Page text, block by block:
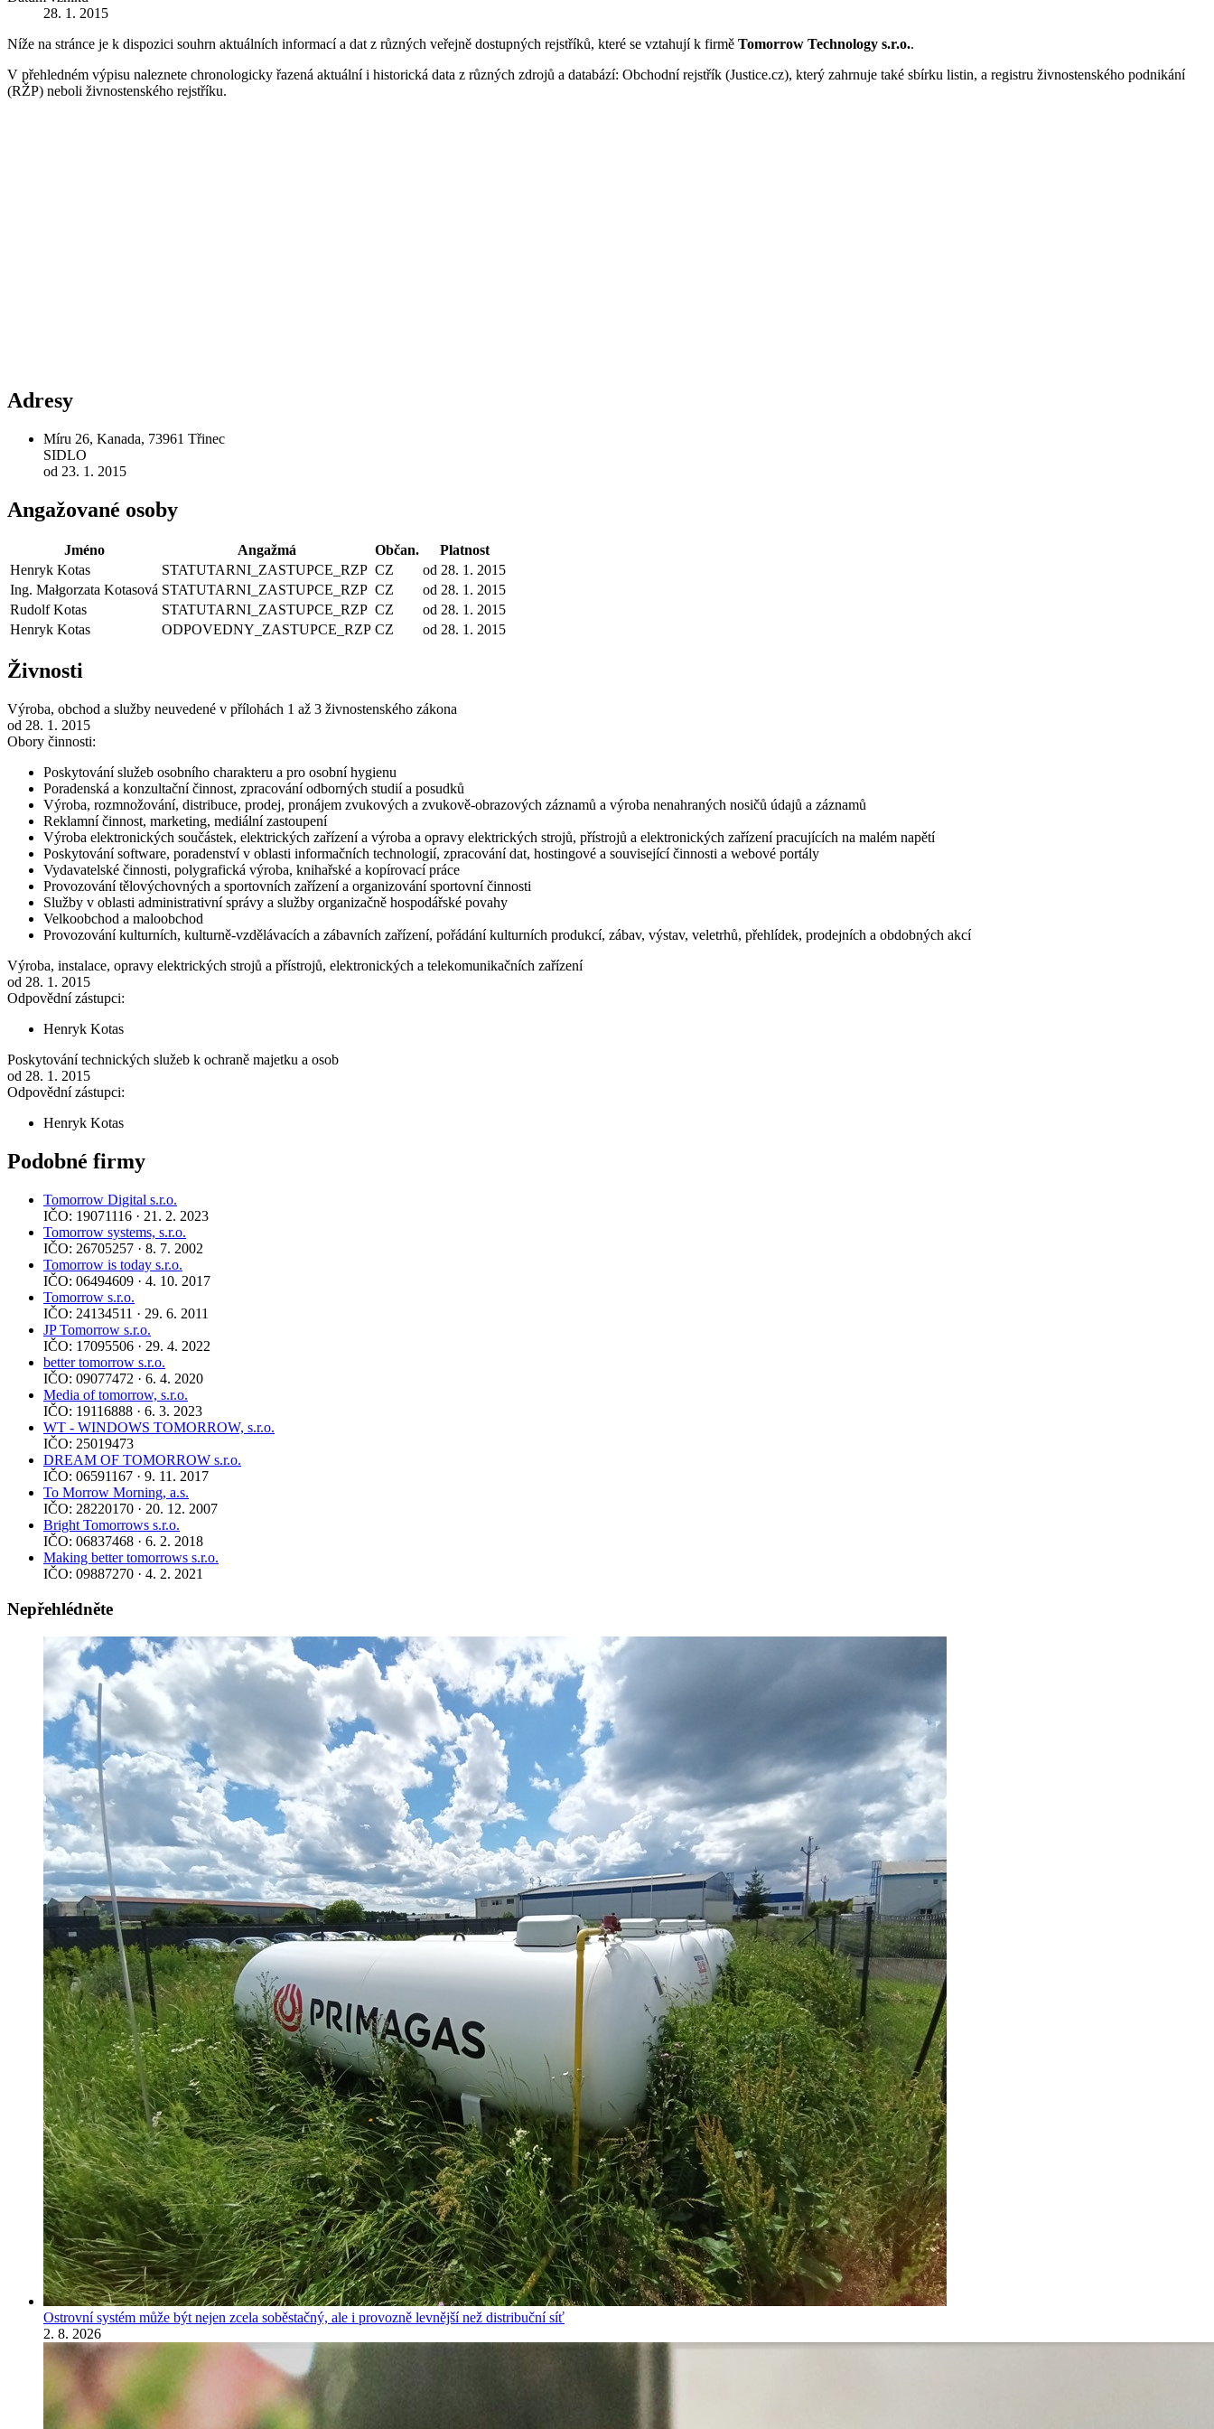
28. 1. 2015
Níže na stránce je k dispozici souhrn aktuálních informací a dat z různých veřejně dostupných rejstříků, které se vztahují k firmě Tomorrow Technology s.r.o..
V přehledném výpisu naleznete chronologicky řazená aktuální i historická data z různých zdrojů a databází: Obchodní rejstřík (Justice.cz), který zahrnuje také sbírku listin, a registru živnostenského podnikání
(RŽP) neboli živnostenského rejstříku.
Adresy
Míru 26, Kanada, 73961 Třinec
SIDLO
od 23. 1. 2015
Angažované osoby
Jméno Angažmá Občan.
Platnost
Henryk Kotas
STATUTARNI_ZASTUPCE_RZP CZ
od 28. 1. 2015
Ing. Małgorzata Kotasová STATUTARNI_ZASTUPCE_RZP CZ
od 28. 1. 2015
Rudolf Kotas
STATUTARNI_ZASTUPCE_RZP CZ
od 28. 1. 2015
Henryk Kotas
ODPOVEDNY_ZASTUPCE_RZP CZ od 28. 1. 2015
Živnosti
Výroba, obchod a služby neuvedené v přílohách 1 až 3 živnostenského zákona
od 28. 1. 2015
Obory činnosti:
Poskytování služeb osobního charakteru a pro osobní hygienu
Poradenská a konzultační činnost, zpracování odborných studií a posudků
Výroba, rozmnožování, distribuce, prodej, pronájem zvukových a zvukově-obrazových záznamů a výroba nenahraných nosičů údajů a záznamů
Reklamní činnost, marketing, mediální zastoupení
Výroba elektronických součástek, elektrických zařízení a výroba a opravy elektrických strojů, přístrojů a elektronických zařízení pracujících na malém napětí
Poskytování software, poradenství v oblasti informačních technologií, zpracování dat, hostingové a související činnosti a webové portály
Vydavatelské činnosti, polygrafická výroba, knihařské a kopírovací práce
Provozování tělovýchovných a sportovních zařízení a organizování sportovní činnosti
Služby v oblasti administrativní správy a služby organizačně hospodářské povahy
Velkoobchod a maloobchod
Provozování kulturních, kulturně-vzdělávacích a zábavních zařízení, pořádání kulturních produkcí, zábav, výstav, veletrhů, přehlídek, prodejních a obdobných akcí
Výroba, instalace, opravy elektrických strojů a přístrojů, elektronických a telekomunikačních zařízení
od 28. 1. 2015
Odpovědní zástupci:
Henryk Kotas
Poskytování technických služeb k ochraně majetku a osob
od 28. 1. 2015
Odpovědní zástupci:
Henryk Kotas
Podobné firmy
Tomorrow Digital s.r.o.
IČO: 19071116 · 21. 2. 2023
Tomorrow systems, s.r.o.
IČO: 26705257 · 8. 7. 2002
Tomorrow is today s.r.o.
IČO: 06494609 · 4. 10. 2017
Tomorrow s.r.o.
IČO: 24134511 · 29. 6. 2011
JP Tomorrow s.r.o.
IČO: 17095506 · 29. 4. 2022
better tomorrow s.r.o.
IČO: 09077472 · 6. 4. 2020
Media of tomorrow, s.r.o.
IČO: 19116888 · 6. 3. 2023
WT - WINDOWS TOMORROW, s.r.o.
IČO: 25019473
DREAM OF TOMORROW s.r.o.
IČO: 06591167 · 9. 11. 2017
To Morrow Morning, a.s.
IČO: 28220170 · 20. 12. 2007
Bright Tomorrows s.r.o.
IČO: 06837468 · 6. 2. 2018
Making better tomorrows s.r.o.
IČO: 09887270 · 4. 2. 2021
Nepřehlédněte
Ostrovní systém může být nejen zcela soběstačný, ale i provozně levnější než distribuční síť
2. 8. 2026